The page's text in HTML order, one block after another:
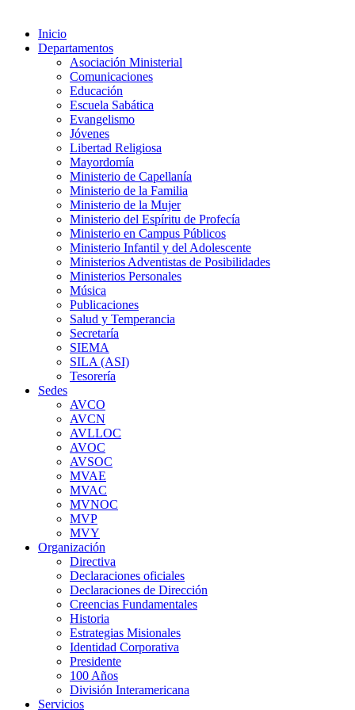
Inicio
Departamentos
Asociación Ministerial
Comunicaciones
Educación
Escuela Sabática
Evangelismo
Jóvenes
Libertad Religiosa
Mayordomía
Ministerio de Capellanía
Ministerio de la Familia
Ministerio de la Mujer
Ministerio del Espíritu de Profecía
Ministerio en Campus Públicos
Ministerio Infantil y del Adolescente
Ministerios Adventistas de Posibilidades
Ministerios Personales
Música
Publicaciones
Salud y Temperancia
Secretaría
SIEMA
SILA (ASI)
Tesorería
Sedes
AVCO
AVCN
AVLLOC
AVOC
AVSOC
MVAE
MVAC
MVNOC
MVP
MVY
Organización
Directiva
Declaraciones oficiales
Declaraciones de Dirección
Creencias Fundamentales
Historia
Estrategias Misionales
Identidad Corporativa
Presidente
100 Años
División Interamericana
Servicios